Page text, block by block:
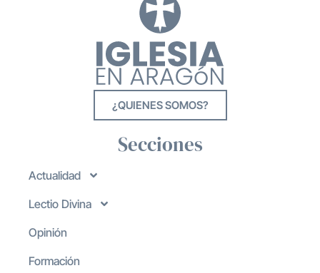
¿QUIENES SOMOS?
Secciones
Actualidad
Lectio Divina
Opinión
Formación